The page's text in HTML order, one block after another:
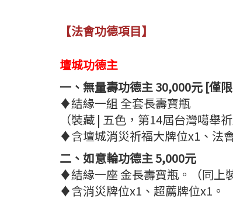
【法會功德項目】
壇城功德主
一、無量壽功德主 30,000元 [僅
♦結緣一組 全套長壽寶瓶
（裝藏 | 五色，第14屆台灣噶
♦含壇城消災祈福大牌位x1、法
二、如意輪功德主 5,000元
♦結緣一座 金長壽寶瓶。（同上
♦含消災牌位x1、超薦牌位x1。